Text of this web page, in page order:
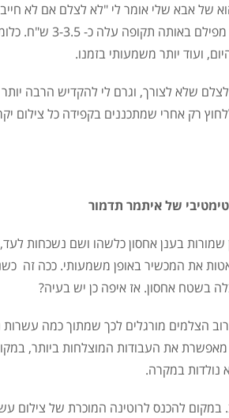
של אבא שלי אומר לי "לא לצלם אם לא
הטיעון העיקרי שלו נבע
שלא לצורך, וגרם לי להקדיש הרבה
רק אחרי שמתכננים בקפידה כל צילום
בענן אחסון כלשהו ושם נשכחות
את המכשיר באופן משמעותי. ככה זה
בשטח אחסון. אז איפה כן יש בעיה?
הצלמים מורגלים לכך שמתוך כמה
את העבודות המוצלחות ביותר,
נולדות במקרה.
במקום להכנס לרוטינה המוכרת של צילום